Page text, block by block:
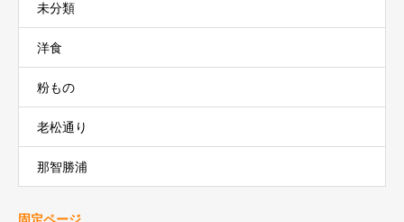
未分類
洋食
粉もの
老松通り
那智勝浦